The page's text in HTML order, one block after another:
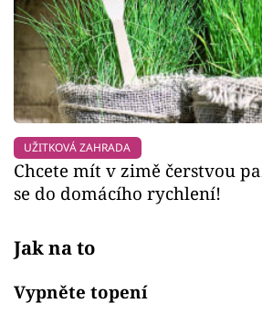
UŽITKOVÁ ZAHRADA
Chcete mít v zimě čerstvou
se do domácího rychlení!
Jak na to
Vypněte topení